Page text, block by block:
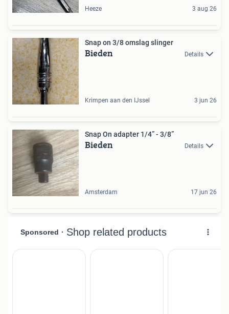
Heeze 3 aug 26
Snap on 3/8 omslag slinger
Bieden Details
Krimpen aan den IJssel 3 jun 26
Snap On adapter 1/4” - 3/8”
Bieden Details
Amsterdam 17 jun 26